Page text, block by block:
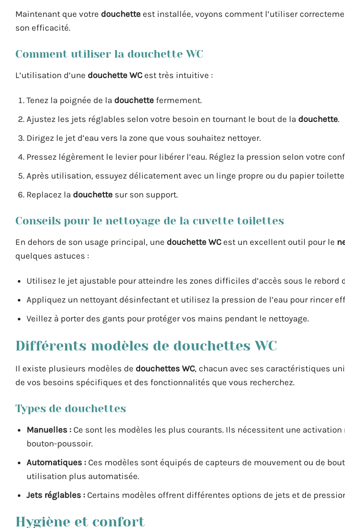
Maintenant que votre douchette est installée, voyons comment l’utiliser
son efficacité.
Comment utiliser la douchette WC
L’utilisation d’une douchette WCest très intuitive :
Tenez la poignée de la douchette fermement.
Ajustez les jets réglables selon votre besoin en tournant le bout de la douchette.
Dirigez le jet d’eau vers la zone que vous souhaitez nettoyer.
Pressez légèrement le levier pour libérer l’eau. Réglez la pression selon votre
Après utilisation, essuyez délicatement avec un linge propre ou du papier
Replacez la douchette sur son support.
Conseils pour le nettoyage de la cuvette toilettes
En dehors de son usage principal, une douchette WCest un excellent outil pour le
quelques astuces :
Utilisez le jet ajustable pour atteindre les zones difficiles d’accès sous le rebord
Appliquez un nettoyant désinfectant et utilisez la pression de l’eau pour rincer
Veillez à porter des gants pour protéger vos mains pendant le nettoyage.
Différents modèles de douchettes WC
Il existe plusieurs modèles de douchettes WC, chacun avec ses caractéristiques
de vos besoins spécifiques et des fonctionnalités que vous recherchez.
Types de douchettes
Manuelles :Ce sont les modèles les plus courants. Ils nécessitent une
bouton-poussoir.
Automatiques :Ces modèles sont équipés de capteurs de mouvement ou de
utilisation plus automatisée.
Jets réglables :Certains modèles offrent différentes options de jets et de
Hygiène et confort